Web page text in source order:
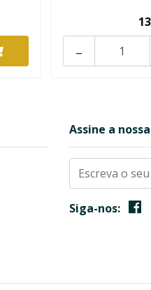
-
Assine a
Siga-nos: